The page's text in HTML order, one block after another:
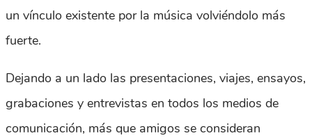
un vínculo existente por la música volviéndolo más
fuerte.
Dejando a un lado las presentaciones, viajes, ensayos,
grabaciones y entrevistas en todos los medios de
comunicación, más que amigos se consideran